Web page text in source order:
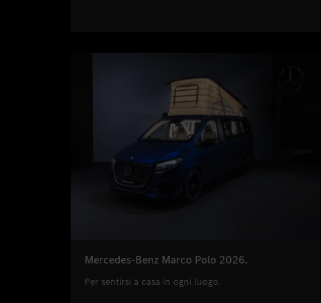
Mercedes-Benz Marco Polo 2026.
Per sentirsi a casa in ogni luogo.